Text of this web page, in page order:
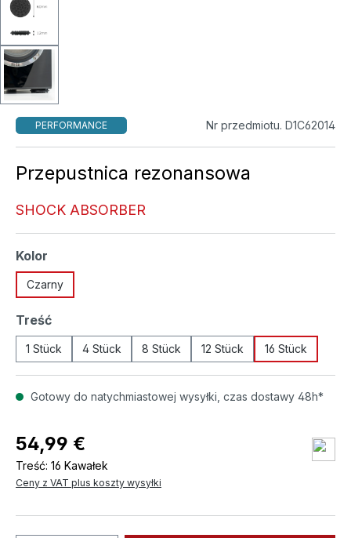
PERFORMANCE Nr przedmiotu. D1C62014
Przepustnica rezonansowa
SHOCK ABSORBER
Wybierz
Kolor
Czarny
Wybierz
Treść
1 Stück 4 Stück 8 Stück 12 Stück 16 Stück
Gotowy do natychmiastowej wysyłki, czas dostawy 48h*
54,99 €
Treść: 16 Kawałek
Ceny z VAT plus koszty wysyłki